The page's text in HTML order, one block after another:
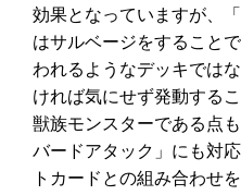
効果となっていますが、
はサルベージをすること
われるようなデッキでは
ければ気にせず発動する
獣族モンスターである点
バードアタック」にも対
トカードとの組み合わせ